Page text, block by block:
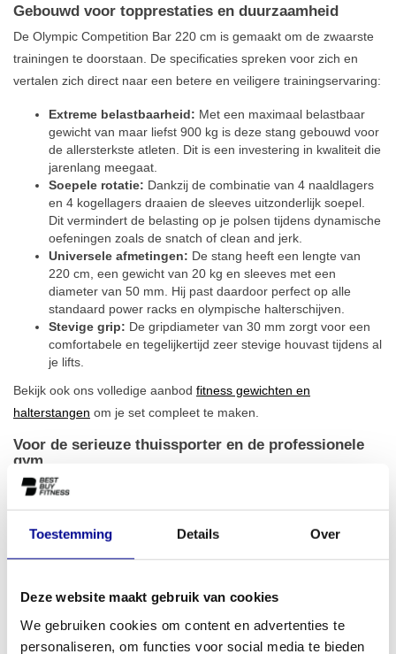
Toestemming Details Over
Deze website maakt gebruik van cookies
We gebruiken cookies om content en advertenties te
personaliseren, om functies voor social media te bieden
Gebouwd voor topprestaties en duurzaamheid
De Olympic Competition Bar 220 cm is gemaakt om de zwaarste
trainingen te doorstaan. De specificaties spreken voor zich en
vertalen zich direct naar een betere en veiligere trainingservaring:
Extreme belastbaarheid: Met een maximaal belastbaar
gewicht van maar liefst 900 kg is deze stang gebouwd voor
de allersterkste atleten. Dit is een investering in kwaliteit die
jarenlang meegaat.
Soepele rotatie: Dankzij de combinatie van 4 naaldlagers
en 4 kogellagers draaien de sleeves uitzonderlijk soepel.
Dit vermindert de belasting op je polsen tijdens dynamische
oefeningen zoals de snatch of clean and jerk.
Universele afmetingen: De stang heeft een lengte van
220 cm, een gewicht van 20 kg en sleeves met een
diameter van 50 mm. Hij past daardoor perfect op alle
standaard power racks en olympische halterschijven.
Stevige grip: De gripdiameter van 30 mm zorgt voor een
comfortabele en tegelijkertijd zeer stevige houvast tijdens al
je lifts.
Bekijk ook ons volledige aanbod fitness gewichten en
halterstangen om je set compleet te maken.
Voor de serieuze thuissporter en de professionele
gym
Of je nu een ambitieuze thuissporter bent die zijn home gym naar
een hoger niveau wil tillen, of de eigenaar van een sportschool,
personal training studio of bedrijfsfitnessruimte, deze stang is een
bouwkwaliteit ook perfect geschikt voor intensief dagelijks gebruik.
Voor ondernemers bieden wij diverse
zakelijke fitnessoplossingen
zoals koop, lease of huur.